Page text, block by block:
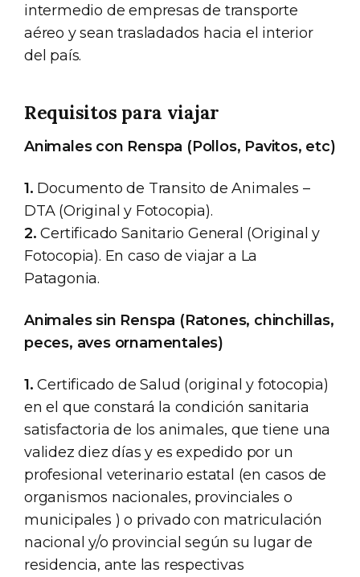
intermedio de empresas de transporte
aéreo y sean trasladados hacia el interior
del país.
Requisitos para viajar
Animales con Renspa (Pollos, Pavitos, etc)
1. Documento de Transito de Animales –
DTA (Original y Fotocopia).
2. Certificado Sanitario General (Original y
Fotocopia). En caso de viajar a La
Patagonia.
Animales sin Renspa (Ratones, chinchillas,
peces, aves ornamentales)
1. Certificado de Salud (original y fotocopia)
en el que constará la condición sanitaria
satisfactoria de los animales, que tiene una
validez diez días y es expedido por un
profesional veterinario estatal (en casos de
organismos nacionales, provinciales o
municipales ) o privado con matriculación
nacional y/o provincial según su lugar de
residencia, ante las respectivas